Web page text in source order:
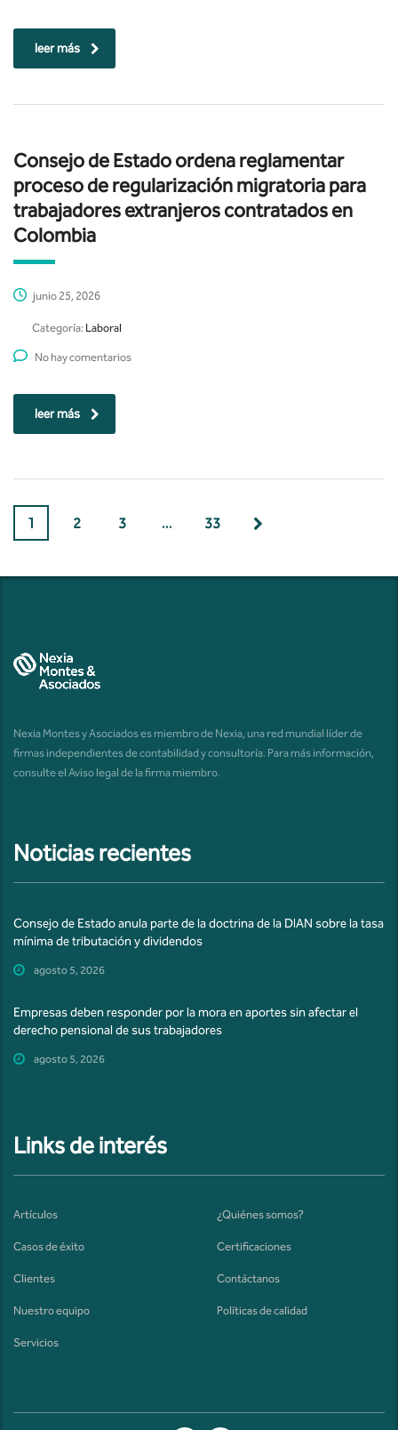
leer más
Consejo de Estado ordena reglamentar
proceso de regularización migratoria para
trabajadores extranjeros contratados en
Colombia
junio 25, 2026
Categoría: Laboral
No hay comentarios
leer más
1 2 3 … 33
Nexia Montes y Asociados es miembro de Nexia, una red mundial líder de
firmas independientes de contabilidad y consultoría. Para más información,
consulte el Aviso legal de la firma miembro.
Noticias recientes
Consejo de Estado anula parte de la doctrina de la DIAN sobre la tasa
mínima de tributación y dividendos
agosto 5, 2026
Empresas deben responder por la mora en aportes sin afectar el
derecho pensional de sus trabajadores
agosto 5, 2026
Links de interés
Artículos ¿Quiénes somos?
Casos de éxito Certificaciones
Clientes Contáctanos
Nuestro equipo Políticas de calidad
Servicios